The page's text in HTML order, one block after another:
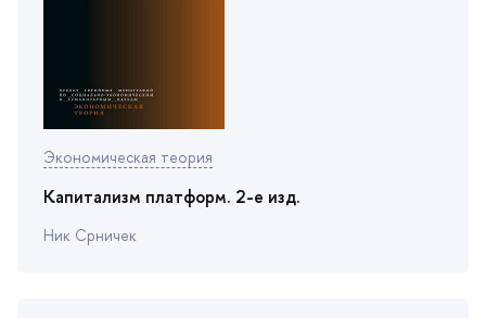
Экономическая теория
Капитализм платформ. 2-е изд.
Ник Срничек